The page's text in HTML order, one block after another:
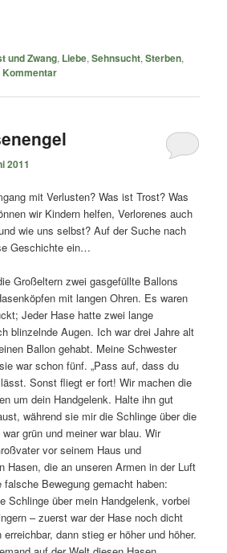
und Zwang, Liebe,Sehnsucht,Sterben,
Kommentar
2011
mit Verlusten? Was ist Trost? Was
wir Kindern helfen, Verlorenes auch
wie uns selbst? Auf der Suche nach
Geschichte ein…
Großeltern zwei gasgefüllte Ballons
mit langen Ohren. Es waren
Jeder Hase hatte zwei lange
blinzelnde Augen. Ich war drei Jahre alt
Ballon gehabt. Meine Schwester
war schon fünf. „Pass auf, dass du
Sonst fliegt er fort! Wir machen die
um dein Handgelenk. Halte ihn gut
während sie mir die Schlinge über die
grün und meiner war blau. Wir
vor seinem Haus und
Hasen, die an unseren Armen in der Luft
Bewegung gemacht haben:
Schlinge über mein Handgelenk, vorbei
– zuerst war der Hase noch dicht
dann stieg er höher und höher.